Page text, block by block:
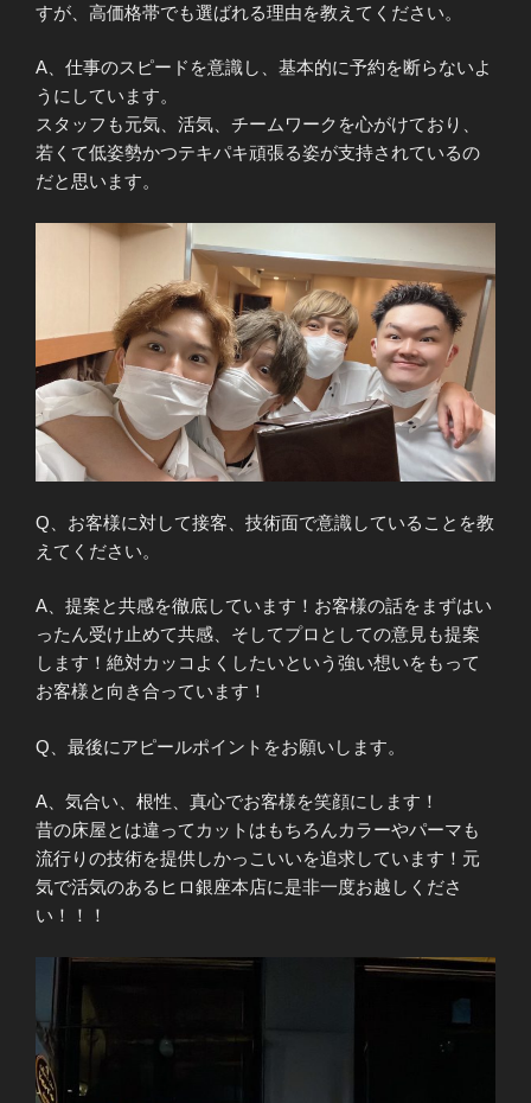
すが、高価格帯でも選ばれる理由を教えてください。
A、仕事のスピードを意識し、基本的に予約を断らないよ
うにしています。
スタッフも元気、活気、チームワークを心がけており、
若くて低姿勢かつテキパキ頑張る姿が支持されているの
だと思います。
Q、お客様に対して接客、技術面で意識していることを教
えてください。
A、提案と共感を徹底しています！お客様の話をまずはい
ったん受け止めて共感、そしてプロとしての意見も提案
します！絶対カッコよくしたいという強い想いをもって
お客様と向き合っています！
Q、最後にアピールポイントをお願いします。
A、気合い、根性、真心でお客様を笑顔にします！
昔の床屋とは違ってカットはもちろんカラーやパーマも
流行りの技術を提供しかっこいいを追求しています！元
気で活気のあるヒロ銀座本店に是非一度お越しくださ
い！！！